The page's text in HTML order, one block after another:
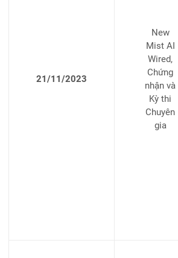
21/11/2023
New
Mist AI
Wired,
Chứng
nhận và
Kỳ thi
Chuyên
gia